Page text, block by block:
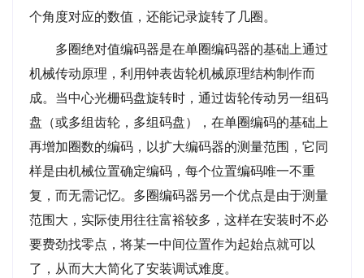
个角度对应的数值，还能记录旋转了几圈。
多圈绝对值编码器是在单圈编码器的基础上通过
机械传动原理，利用钟表齿轮机械原理结构制作而
成。当中心光栅码盘旋转时，通过齿轮传动另一组码
盘（或多组齿轮，多组码盘），在单圈编码的基础上
再增加圈数的编码，以扩大编码器的测量范围，它同
样是由机械位置确定编码，每个位置编码唯一不重
复，而无需记忆。多圈编码器另一个优点是由于测量
范围大，实际使用往往富裕较多，这样在安装时不必
要费劲找零点，将某一中间位置作为起始点就可以
了，从而大大简化了安装调试难度。